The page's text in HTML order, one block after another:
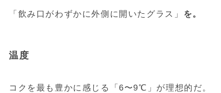
「飲み口がわずかに外側に開いたグラス」 を。
温度
コクを最も豊かに感じる「6〜9℃」が理想的だ。